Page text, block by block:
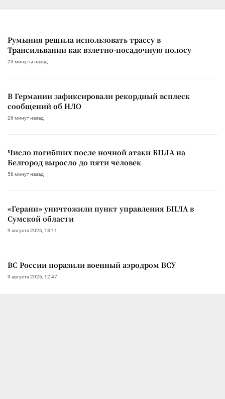
Румыния решила использовать трассу в
Трансильвании как взлетно-посадочную полосу
23 минуты назад
В Германии зафиксировали рекордный всплеск
сообщений об НЛО
26 минут назад
Число погибших после ночной атаки БПЛА на
Белгород выросло до пяти человек
58 минут назад
«Герани» уничтожили пункт управления БПЛА в
Сумской области
9 августа 2026, 13:11
ВС России поразили военный аэродром ВСУ
9 августа 2026, 12:47